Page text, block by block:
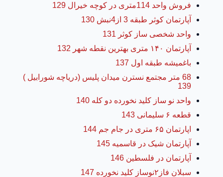
فروش واحد 114متری در کوچه خیرال 129
آپارتمان کوثر طبقه 3 از4نبش 130
واحد شخصی ساز کوثر 131
آپارتمان ۱۴۰ متری بهترین نقطه شهر 132
باغمیشه طبقه اول 137
68 متر مجتمع نسترن میدان پلیس (دریاچه شورابیل )
139
واحد نو ساز کلید نخورده دو کله 140
قطعه ۶ سلیمانی 143
اپارتمان ۶۵ متری در جام جم 144
آپارتمان شیک در قاسمیه 145
آپارتمان در فلسطین 146
سبلان فاز۲نوساز کلید نخورده 147